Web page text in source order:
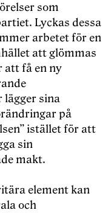
som
Lyckas dessa
arbetet för en
att glömmas
att få en ny
sina
på
istället för att
sin
makt.
element kan
och